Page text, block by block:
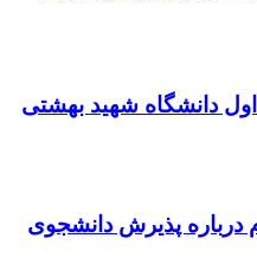
دانشگاه شهید بهشتی
درباره پذیرش دانشجوی